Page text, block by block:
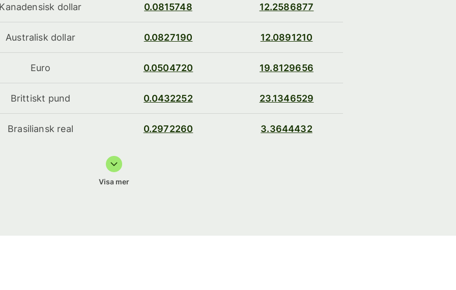
Kanadensisk dollar 0.0815748 12.2586877
Australisk dollar 0.0827190 12.0891210
Euro 0.0504720 19.8129656
Brittiskt pund 0.0432252 23.1346529
Brasiliansk real 0.2972260 3.3644432
Visa mer